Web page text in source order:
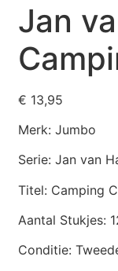
Jan
€ 13,95
Merk: Jumbo
Serie: Jan van
Titel: Camping
Aantal Stukjes:
Conditie: